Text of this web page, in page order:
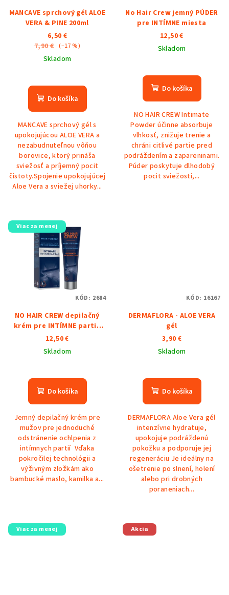
MANCAVE sprchový gél ALOE
VERA & PINE 200ml
6,50 €
7,90 € (–17 %)
Skladom
Do košíka
MANCAVE sprchový gél s
upokojujúcou ALOE VERA a
nezabudnuteľnou vôňou
borovice, ktorý prináša
sviežosť a príjemný pocit
čistoty.Spojenie upokojujúcej
Aloe Vera a sviežej uhorky...
No Hair Crew jemný PÚDER
pre INTÍMNE miesta
12,50 €
Skladom
Do košíka
NO HAIR CREW Intimate
Powder účinne absorbuje
vlhkosť, znižuje trenie a
chráni citlivé partie pred
podráždením a zapareninami.
Púder poskytuje dlhodobý
pocit sviežosti,...
Viac za menej
NO HAIR CREW depilačný
krém pre INTÍMNE partie
100ml
12,50 €
Skladom
hodnotenie
produktu
z
5
hviezdičiek.
Do košíka
Jemný depilačný krém pre
mužov pre jednoduché
odstránenie ochlpenia z
intímnych partií Vďaka
pokročilej technológii a
výživným zložkám ako
bambucké maslo, kamilka a...
KÓD: 2684
DERMAFLORA - ALOE VERA
gél
3,90 €
Skladom
Do košíka
DERMAFLORA Aloe Vera gél
intenzívne hydratuje,
upokojuje podráždenú
pokožku a podporuje jej
regeneráciu Je ideálny na
ošetrenie po slnení, holení
alebo pri drobných
poraneniach...
KÓD: 16167
Viac za menej Akcia